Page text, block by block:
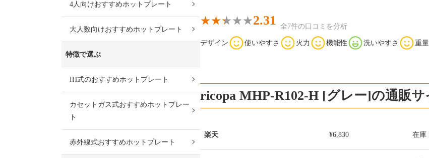
2.31 全7件の口コミを分析
デザイン 使いやすさ 火力 機能性 洗いやすさ 重
ricopa MHP-R102-H [グレー]の通販サ
楽天 ¥6,830 在庫
4人向けおすすめホットプレート
大人数向けおすすめホットプレート
特徴で選ぶ
IH式のおすすめホットプレート
カセットガス式おすすめホットプレー
ト
赤外線式おすすめホットプレート